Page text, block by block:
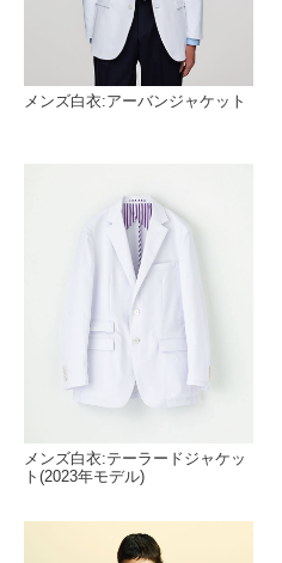
メンズ白衣:アーバンジャケット
メンズ白衣:テーラードジャケッ
ト(2023年モデル)